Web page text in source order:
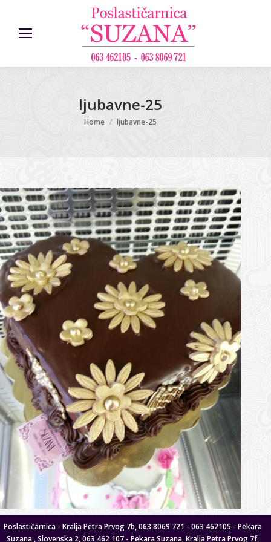
ljubavne-25
You are here:
Home ljubavne-25
Poslastičarnica - Kralja Petra Prvog 7b, 063 8069 721 - 063 462105 - Pekara
Suzana , Slovenska 2, 063 462 107 - Pekara Suzana, Kralja Petra Prvog 7f,